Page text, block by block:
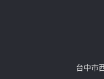
台中市